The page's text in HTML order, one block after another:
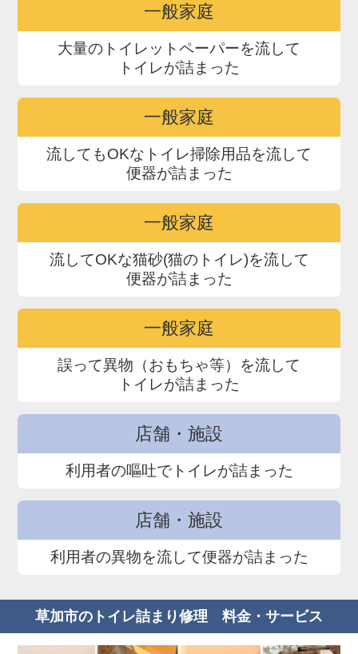
一般家庭
大量のトイレットペーパーを流して
トイレが詰まった
一般家庭
流してもOKなトイレ掃除用品を流して
便器が詰まった
一般家庭
流してOKな猫砂(猫のトイレ)を流して
便器が詰まった
一般家庭
誤って異物（おもちゃ等）を流して
トイレが詰まった
店舗・施設
利用者の嘔吐でトイレが詰まった
店舗・施設
利用者の異物を流して便器が詰まった
草加市のトイレ詰まり修理 料金・サービス